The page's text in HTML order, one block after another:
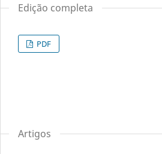
Edição completa
PDF
Artigos